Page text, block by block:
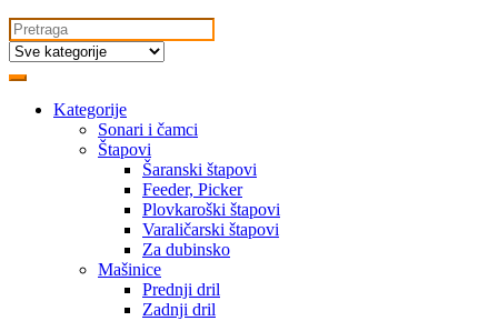
Search
for:
Kategorije
Sonari i čamci
Štapovi
Šaranski štapovi
Feeder, Picker
Plovkaroški štapovi
Varaličarski štapovi
Za dubinsko
Mašinice
Prednji dril
Zadnji dril